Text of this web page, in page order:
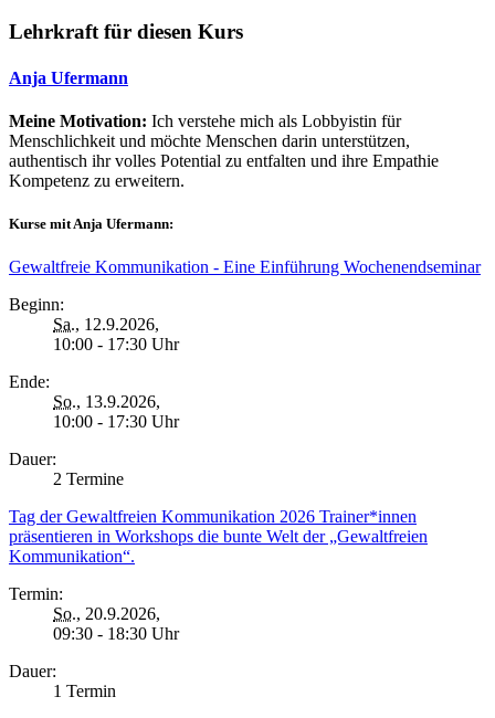
Lehrkraft für diesen Kurs
Anja Ufermann
Meine Motivation: Ich verstehe mich als Lobbyistin für
Menschlichkeit und möchte Menschen darin unterstützen,
authentisch ihr volles Potential zu entfalten und ihre Empathie
Kompetenz zu erweitern.
Kurse mit Anja Ufermann:
Gewaltfreie Kommunikation - Eine Einführung Wochenendseminar
Beginn:
Sa., 12.9.2026,
10:00 - 17:30 Uhr
Ende:
So., 13.9.2026,
10:00 - 17:30 Uhr
Dauer:
2 Termine
Tag der Gewaltfreien Kommunikation 2026 Trainer*innen
präsentieren in Workshops die bunte Welt der „Gewaltfreien
Kommunikation“.
Termin:
So., 20.9.2026,
09:30 - 18:30 Uhr
Dauer:
1 Termin